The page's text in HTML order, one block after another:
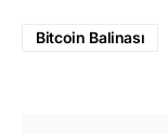
Bitcoin Balinası